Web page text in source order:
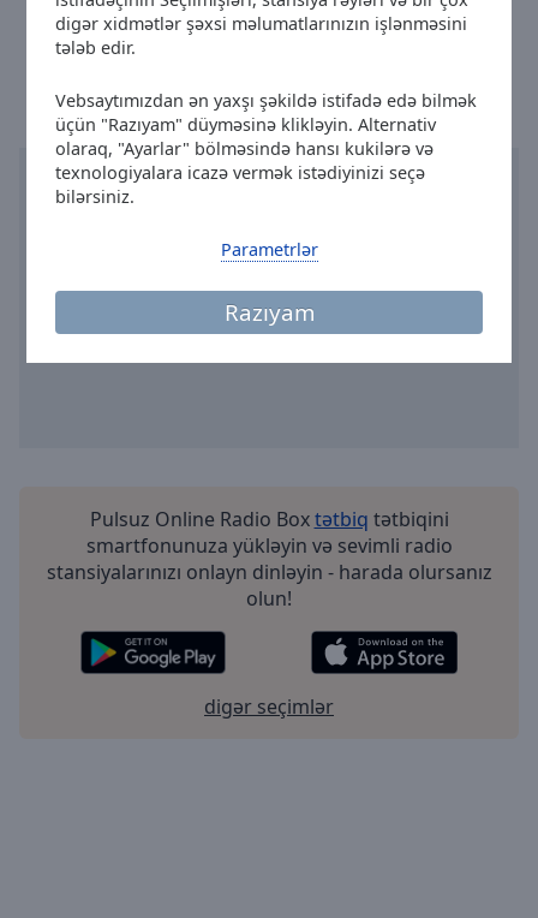
digər xidmətlər şəxsi məlumatlarınızın işlənməsini
tələb edir.
Vebsaytımızdan ən yaxşı şəkildə istifadə edə bilmək
üçün "Razıyam" düyməsinə klikləyin. Alternativ
olaraq, "Ayarlar" bölməsində hansı kukilərə və
texnologiyalara icazə vermək istədiyinizi seçə
bilərsiniz.
Razıyam
Parametrlər
dialog
window.
Cholet vaxtı:10:46 ,08.08.2026
Pulsuz Online Radio Boxtətbiq tətbiqini
smartfonunuza yükləyin və sevimli radio
stansiyalarınızı onlayn dinləyin - harada olursanız
olun!
digər seçimlər